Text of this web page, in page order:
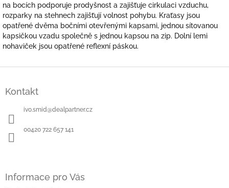
na bocích podporuje prodyšnost a zajišťuje cirkulaci vzduchu,
rozparky na stehnech zajišťují volnost pohybu. Kraťasy jsou
opatřené dvěma bočními otevřenými kapsami, jednou sítovanou
kapsičkou vzadu společně s jednou kapsou na zip. Dolní lemi
nohaviček jsou opatřené reflexní páskou.
Kontakt
ivo.smid@dealpartner.cz
00420 722 657 141
Informace pro Vás